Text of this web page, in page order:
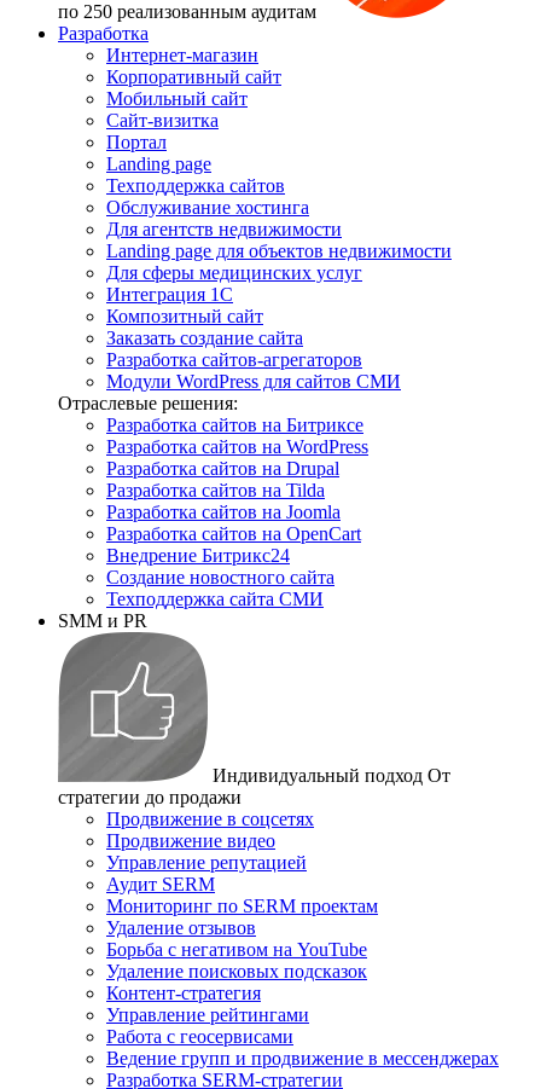
по 250 реализованным аудитам
Разработка
Интернет-магазин
Корпоративный сайт
Мобильный сайт
Сайт-визитка
Портал
Landing page
Техподдержка сайтов
Обслуживание хостинга
Для агентств недвижимости
Landing page для объектов недвижимости
Для сферы медицинских услуг
Интеграция 1С
Композитный сайт
Заказать создание сайта
Разработка сайтов-агрегаторов
Модули WordPress для сайтов СМИ
Отраслевые решения:
Разработка сайтов на Битриксе
Разработка сайтов на WordPress
Разработка сайтов на Drupal
Разработка сайтов на Tilda
Разработка сайтов на Joomla
Разработка сайтов на OpenCart
Внедрение Битрикс24
Создание новостного сайта
Техподдержка сайта СМИ
SMM и PR
Индивидуальный подход От
стратегии до продажи
Продвижение в соцсетях
Продвижение видео
Управление репутацией
Аудит SERM
Мониторинг по SERM проектам
Удаление отзывов
Борьба с негативом на YouTube
Удаление поисковых подсказок
Контент-стратегия
Управление рейтингами
Работа с геосервисами
Ведение групп и продвижение в мессенджерах
Разработка SERM-стратегии